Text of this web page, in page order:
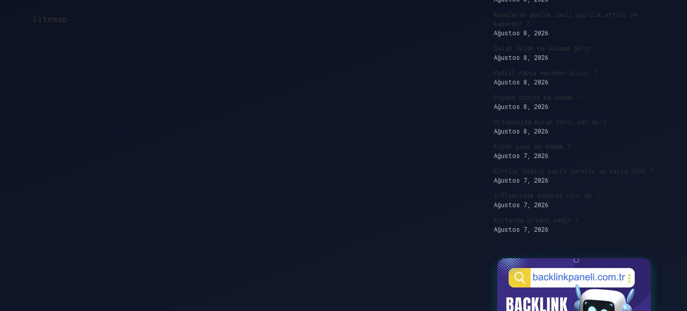
Sitemap
Kuzuların günlük canlı ağırlık artışı ne
kadardır ?
Ağustos 8, 2026
Salah Aslah ne anlama gelir ?
Ağustos 8, 2026
Radial nabız nereden alınır ?
Ağustos 8, 2026
Piyade sinifi ne demek ?
Ağustos 8, 2026
Ortaokulda Kuran dersi var mı ?
Ağustos 8, 2026
Köpük ismi ne demek ?
Ağustos 7, 2026
Kurtlar Vadisi kaçta vuruldu ve kaçta öldü ?
Ağustos 7, 2026
Influenzada döküntü olur mu ?
Ağustos 7, 2026
Kurtarma ortamı nedir ?
Ağustos 7, 2026